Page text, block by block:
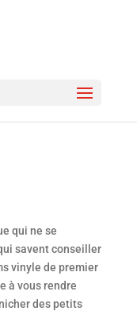
qui ne se
savent conseiller
vinyle de premier
à vous rendre
des petits